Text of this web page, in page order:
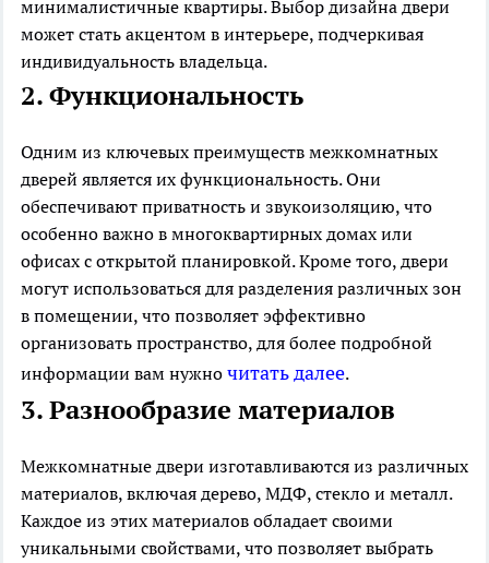
минималистичные квартиры. Выбор дизайна двери
может стать акцентом в интерьере, подчеркивая
индивидуальность владельца.
2. Функциональность
Одним из ключевых преимуществ межкомнатных
дверей является их функциональность. Они
обеспечивают приватность и звукоизоляцию, что
особенно важно в многоквартирных домах или
офисах с открытой планировкой. Кроме того, двери
могут использоваться для разделения различных зон
в помещении, что позволяет эффективно
организовать пространство, для более подробной
информации вам нужно читать далее.
3. Разнообразие материалов
Межкомнатные двери изготавливаются из различных
материалов, включая дерево, МДФ, стекло и металл.
Каждое из этих материалов обладает своими
уникальными свойствами, что позволяет выбрать